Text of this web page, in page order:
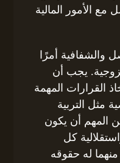
الأمور المالية
والشفافية أمرًا
يجب أن
القرارات المهمة
مثل التربية
المهم أن يكون
كل
له حقوقه